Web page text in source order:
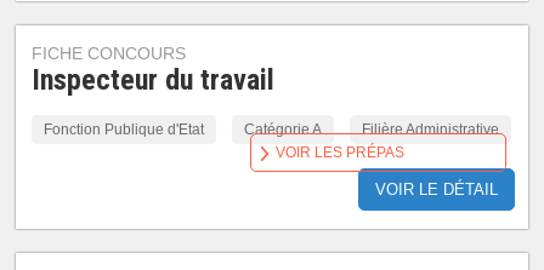
FICHE CONCOURS
Inspecteur du travail
Fonction Publique d'Etat Catégorie A Filière Administrative
VOIR LE DÉTAIL
VOIR LES PRÉPAS